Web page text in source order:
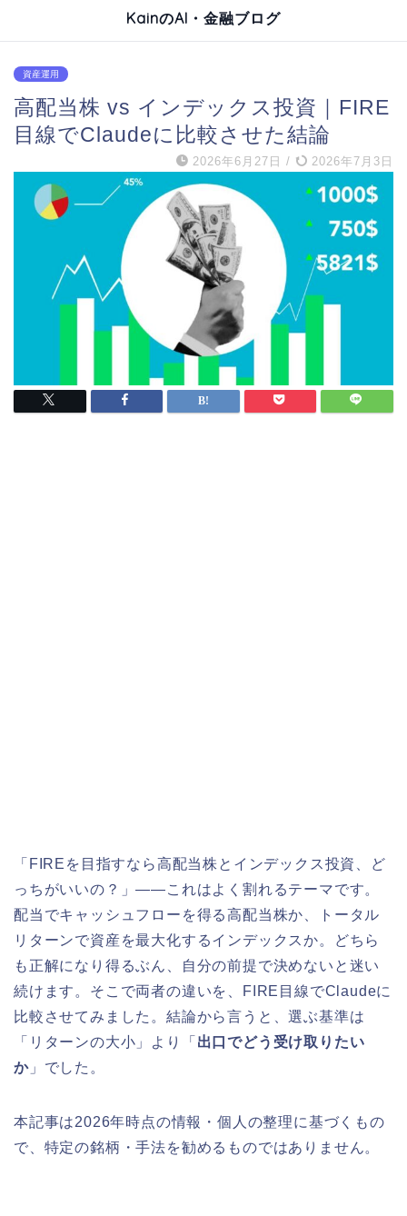
KainのAI・金融ブログ
資産運用
高配当株 vs インデックス投資｜FIRE
目線でClaudeに比較させた結論
2026年6月27日 / 2026年7月3日
「FIREを目指すなら高配当株とインデックス投資、ど
っちがいいの？」——これはよく割れるテーマです。
配当でキャッシュフローを得る高配当株か、トータル
リターンで資産を最大化するインデックスか。どちら
も正解になり得るぶん、自分の前提で決めないと迷い
続けます。そこで両者の違いを、FIRE目線でClaudeに
比較させてみました。結論から言うと、選ぶ基準は
「リターンの大小」より「 出口でどう受け取りたい
か」でした。
本記事は2026年時点の情報・個人の整理に基づくもの
で、特定の銘柄・手法を勧めるものではありません。